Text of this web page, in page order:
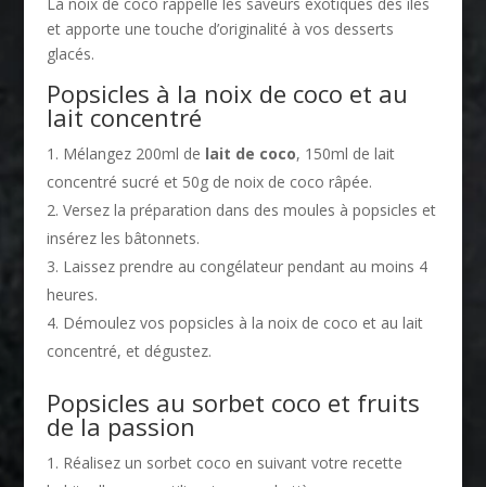
et apporte une touche d’originalité à vos desserts
glacés.
Popsicles à la noix de coco et au
lait concentré
Mélangez 200ml de lait de coco, 150ml de lait
concentré sucré et 50g de noix de coco râpée.
Versez la préparation dans des moules à popsicles et
insérez les bâtonnets.
Laissez prendre au congélateur pendant au moins 4
heures.
Démoulez vos popsicles à la noix de coco et au lait
concentré, et dégustez.
Popsicles au sorbet coco et fruits
de la passion
Réalisez un sorbet coco en suivant votre recette